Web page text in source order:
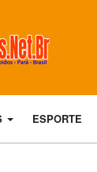
ESPORTE